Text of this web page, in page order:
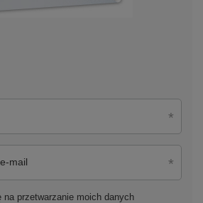
mail
na przetwarzanie moich danych